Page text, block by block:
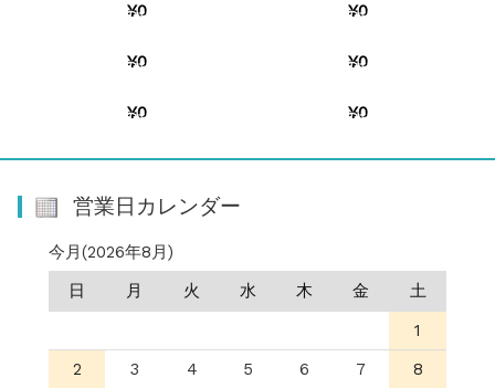
この商品へのお問い合わせ
¥0 この商品へのお問い合わせ
¥0
この商品へのお問い合わせ
¥0 この商品へのお問い合わせ
¥0
この商品へのお問い合わせ
¥0 この商品へのお問い合わせ
¥0
営業日カレンダー
今月(2026年8月)
日
月 火 水 木 金
土
1
2
3 4 5 6 7
8